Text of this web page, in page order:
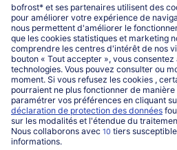
service@bofrost.be
016 98 1919
Lun-Ven: 9h - 19h et Sa: 9h - 13h
Service
Qui sommes-nous?